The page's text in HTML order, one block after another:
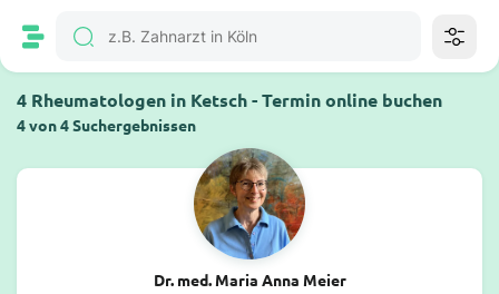
4 Rheumatologen in Ketsch - Termin online buchen
4 von 4 Suchergebnissen
Dr. med. Maria Anna Meier